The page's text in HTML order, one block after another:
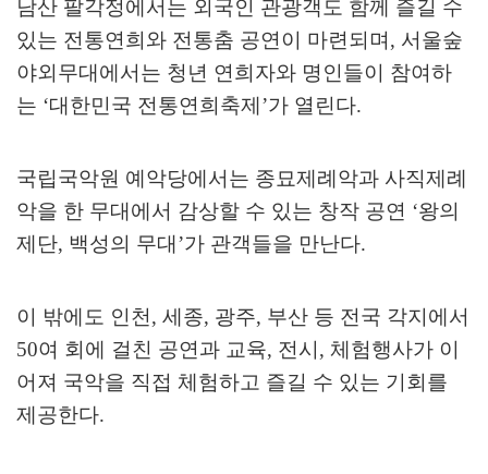
남산 팔각정에서는 외국인 관광객도 함께 즐길 수
있는 전통연희와 전통춤 공연이 마련되며 , 서울숲
야외무대에서는 청년 연희자와 명인들이 참여하
는 ‘대한민국 전통연희축제 ’가 열린다.
국립국악원 예악당에서는 종묘제례악과 사직제례
악을 한 무대에서 감상할 수 있는 창작 공연 ‘왕의
제단, 백성의 무대 ’가 관객들을 만난다.
이 밖에도 인천, 세종, 광주, 부산 등 전국 각지에서
50여 회에 걸친 공연과 교육, 전시 , 체험행사가 이
어져 국악을 직접 체험하고 즐길 수 있는 기회를
제공한다.